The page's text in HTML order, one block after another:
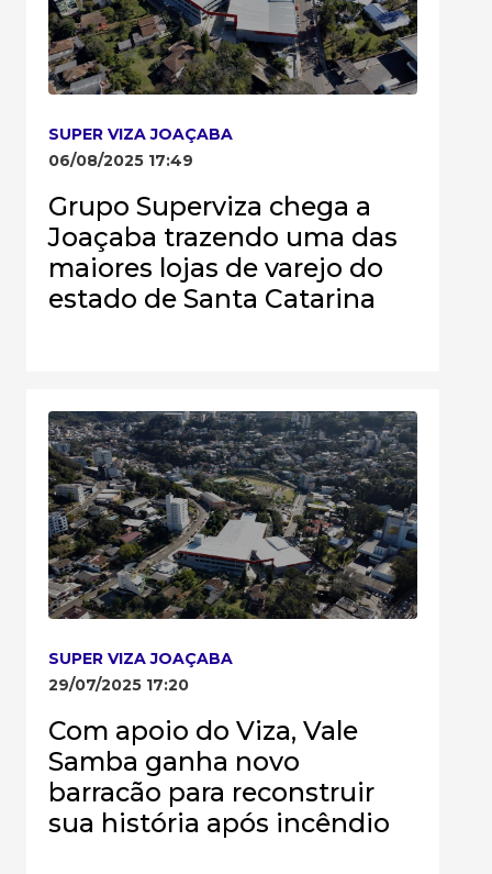
SUPER VIZA JOAÇABA
06/08/2025 17:49
Grupo Superviza chega a
Joaçaba trazendo uma das
maiores lojas de varejo do
estado de Santa Catarina
SUPER VIZA JOAÇABA
29/07/2025 17:20
Com apoio do Viza, Vale
Samba ganha novo
barracão para reconstruir
sua história após incêndio